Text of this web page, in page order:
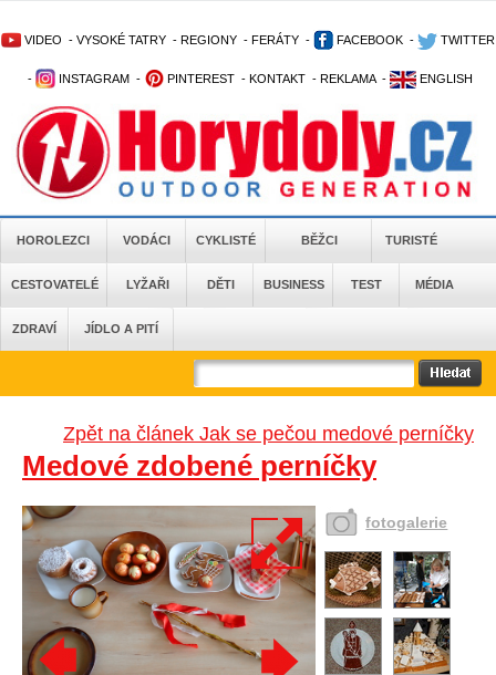
VIDEO - VYSOKÉ TATRY - REGIONY - FERÁTY - FACEBOOK - TWITTER
- INSTAGRAM - PINTEREST - KONTAKT - REKLAMA - ENGLISH
HOROLEZCI VODÁCI CYKLISTÉ BĚŽCI TURISTÉ
CESTOVATELÉ LYŽAŘI DĚTI BUSINESS TEST MÉDIA
ZDRAVÍ JÍDLO A PITÍ
Zpět na článek Jak se pečou medové perníčky
Medové zdobené perníčky
fotogalerie